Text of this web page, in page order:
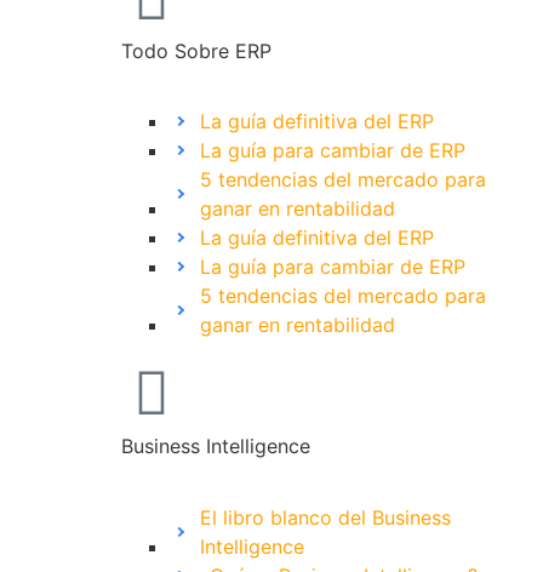
Todo Sobre ERP
La guía definitiva del ERP
La guía para cambiar de ERP
5 tendencias del mercado para
ganar en rentabilidad
La guía definitiva del ERP
La guía para cambiar de ERP
5 tendencias del mercado para
ganar en rentabilidad
Business Intelligence
El libro blanco del Business
Intelligence